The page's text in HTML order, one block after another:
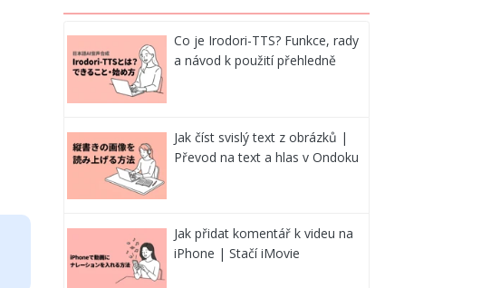
Co je Irodori-TTS? Funkce, rady
a návod k použití přehledně
Jak číst svislý text z obrázků |
Převod na text a hlas v Ondoku
Jak přidat komentář k videu na
iPhone | Stačí iMovie